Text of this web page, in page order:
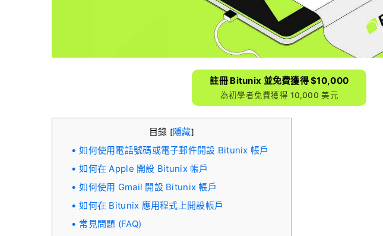
註冊 Bitunix 並免費獲得 $10,000
為初學者免費獲得 10,000 美元
目錄 [隱藏]
如何使用電話號碼或電子郵件開設 Bitunix 帳戶
如何在 Apple 開設 Bitunix 帳戶
如何使用 Gmail 開設 Bitunix 帳戶
如何在 Bitunix 應用程式上開設帳戶
常見問題 (FAQ)